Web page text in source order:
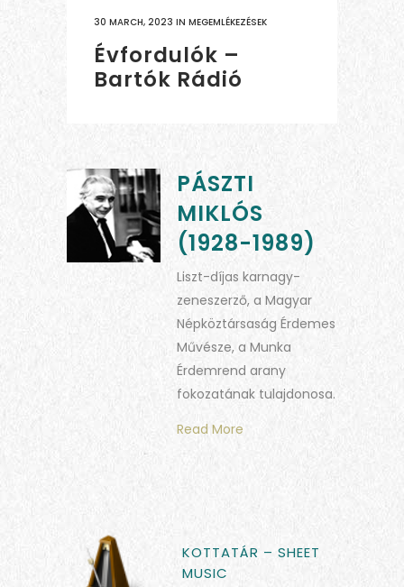
30 MARCH, 2023 IN MEGEMLÉKEZÉSEK
Évfordulók –
Bartók Rádió
PÁSZTI
MIKLÓS
(1928-1989)
Liszt-díjas karnagy-
zeneszerző, a Magyar
Népköztársaság Érdemes
Művésze, a Munka
Érdemrend arany
fokozatának tulajdonosa.
Read More
KOTTATÁR – SHEET
MUSIC